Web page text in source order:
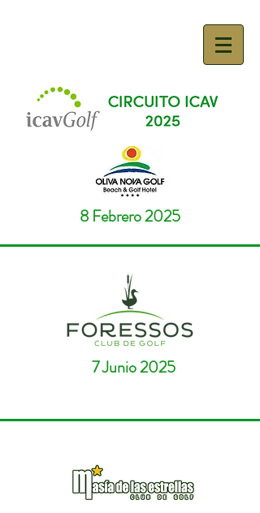
8 Febrero 2025
7 Junio 2025